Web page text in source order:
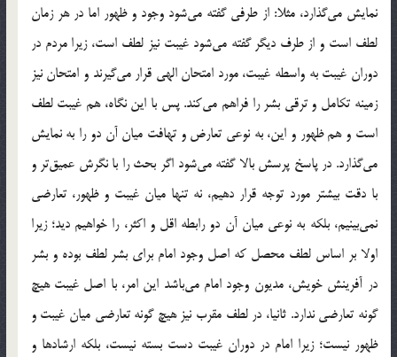
نمايش مي‌گذارد، مثلا: از طرفي گفته مي‌شود وجود و ظهور اما در هر زمان
لطف است و از طرف ديگر گفته مي‌شود غيبت نيز لطف است، زيرا مردم در
دوران غيبت به واسطه غيبت، مورد امتحان الهي قرار مي‌گيرند و امتحان نيز
زمينه تكامل و ترقي بشر را فراهم مي‌كند. پس با اين نگاه، هم غيبت لطف
است و هم ظهور و اين، به نوعي تعارض و تهافت ميان آن دو را به نمايش
مي‌گذارد. در پاسخ پرسش بالا گفته مي‌شود اگر بحث را با نگرش عميق‌تر و
با دقت بيشتر مورد توجه قرار دهيم، نه تنها ميان غيبت و ظهور، تعارضي
نمي‌بينيم، بلكه به نوعي ميان آن دو رابطه اقل و اكثر، را خواهيم ديد؛ زيرا
اولا بر اساس لطف محصل كه اصل وجود امام براي بشر لطف بوده و بشر
در آفرينش خويش، مديون وجود امام مي‌باشد اين امر، با اصل غيبت هيچ
گونه تعارضي ندارد. ثانيا، در لطف مقرب نيز هيچ گونه تعارضي ميان غيبت و
ظهور نيست؛ زيرا امام در دوران غيبت دست بسته نيست، بلكه ار‌شادها و